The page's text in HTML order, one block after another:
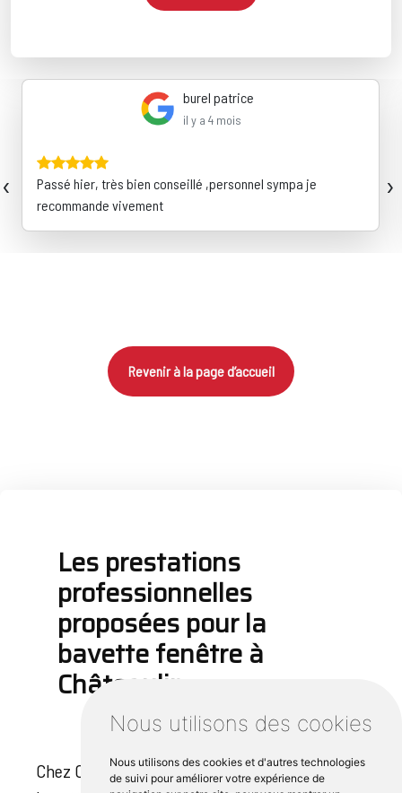
Nous utilisons des cookies
Nous utilisons des cookies et d'autres technologies
de suivi pour améliorer votre expérience de
burel patrice
il y a 4 mois
Passé hier, très bien conseillé ,personnel sympa je
recommande vivement
‹ ›
Revenir à la page d’accueil
Les prestations
professionnelles
proposées pour la
bavette fenêtre à
Châteaulin
Chez Cipli Iroise, nos services professionnels de